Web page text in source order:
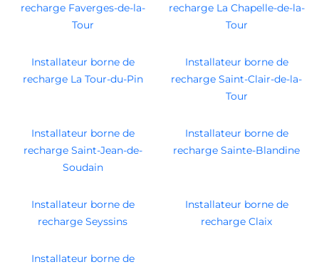
recharge Faverges-de-la-
Tour
recharge La Chapelle-de-la-
Tour
Installateur borne de
recharge La Tour-du-Pin
Installateur borne de
recharge Saint-Clair-de-la-
Tour
Installateur borne de
recharge Saint-Jean-de-
Soudain
Installateur borne de
recharge Sainte-Blandine
Installateur borne de
recharge Seyssins
Installateur borne de
recharge Claix
Installateur borne de